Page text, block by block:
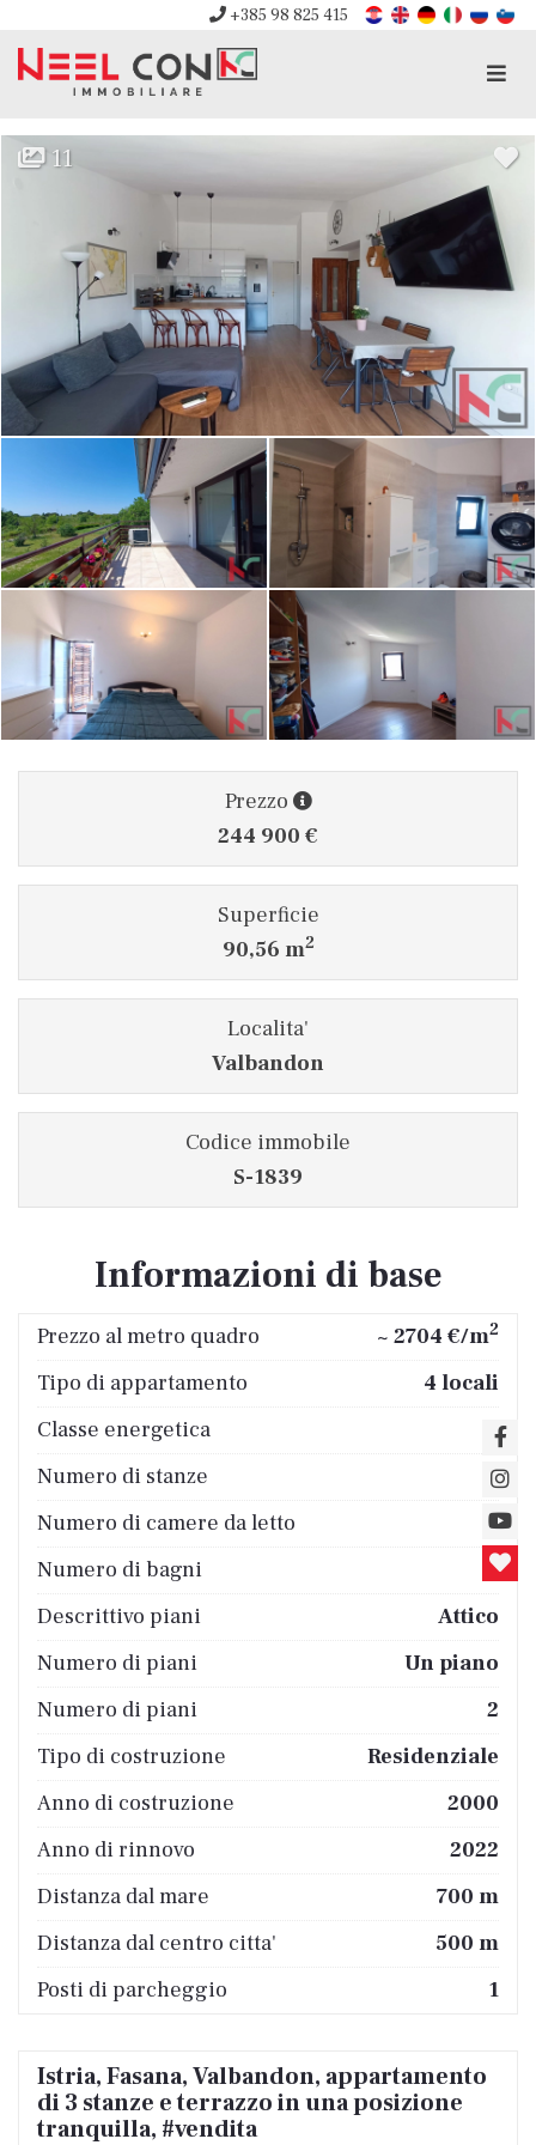
+385 98 825 415
11
Prezzo
244 900 €
Superficie
90,56 m2
Localita'
Valbandon
Codice immobile
S-1839
Informazioni di base
Prezzo al metro quadro ~ 2704 €/m2
Tipo di appartamento
4 locali
Classe energetica
D
Numero di stanze
4
Numero di camere da letto
3
Numero di bagni
1
Descrittivo piani
Attico
Numero di piani
Un piano
Numero di piani
2
Tipo di costruzione
Residenziale
Anno di costruzione
2000
Anno di rinnovo
2022
Distanza dal mare
700 m
Distanza dal centro citta'
500 m
Posti di parcheggio
1
Istria, Fasana, Valbandon, appartamento
di 3 stanze e terrazzo in una posizione
tranquilla, #vendita